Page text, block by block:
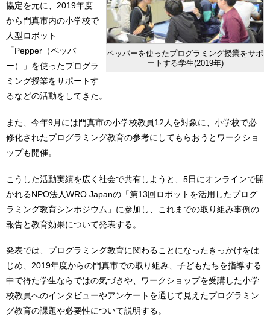
ペッパーを使ったプログラミング授業をサポ
ートする学生(2019年)
協定を元に、2019年度
から門真市内の小学校で
人型ロボット
「Pepper（ペッパ
ー）」を使ったプログラ
ミング授業をサポートす
るなどの活動をしてきた。
また、今年9月には門真市の小学校教員12人を対象に、小学校で必
修化されたプログラミング教育の参考にしてもらおうとワークショ
ップも開催。
こうした活動実績を広く社会で共有しようと、5日にオンラインで開
かれるNPO法人WRO Japanの「第13回ロボットを活用したプログ
ラミング教育シンポジウム」に参加し、これまでの取り組み事例の
報告と教育効果について発表する。
発表では、プログラミング教育に関わることになったきっかけをは
じめ、2019年度からの門真市での取り組み、子どもたちを指導する
中で得た学生ならではの気づきや、ワークショップを受講した小学
校教員へのインタビューやアンケートを通じて見えたプログラミン
グ教育の課題や必要性について説明する。